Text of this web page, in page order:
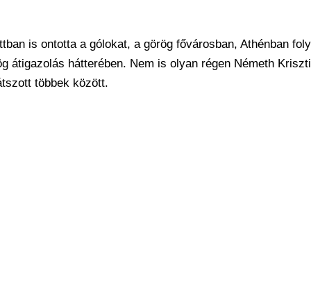
is ontotta a gólokat, a görög fővárosban, Athénban
átigazolás hátterében. Nem is olyan régen Németh
többek között.